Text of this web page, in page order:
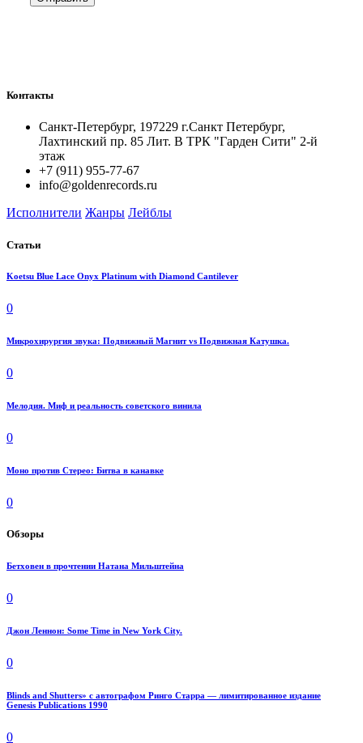
Контакты
Санкт-Петербург, 197229 г.Санкт Петербург,
Лахтинский пр. 85 Лит. B ТРК "Гарден Сити" 2-й
этаж
+7 (911) 955-77-67
info@goldenrecords.ru
Исполнители Жанры Лейблы
Статьи
Koetsu Blue Lace Onyx Platinum with Diamond Cantilever
0
Микрохирургия звука: Подвижный Магнит vs Подвижная Катушка.
0
Мелодия. Миф и реальность советского винила
0
Моно против Стерео: Битва в канавке
0
Обзоры
Бетховен в прочтении Натана Мильштейна
0
Джон Леннон: Some Time in New York City.
0
Blinds and Shutters» с автографом Ринго Старра — лимитированное издание
Genesis Publications 1990
0